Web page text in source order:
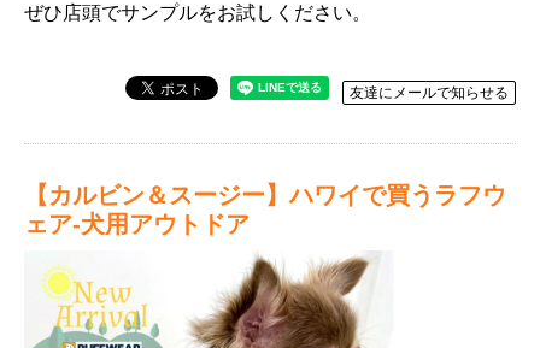
ぜひ店頭でサンプルをお試しください。
友達にメールで知らせる
【カルビン＆スージー】ハワイで買うラフウ
ェア‐犬用アウトドア